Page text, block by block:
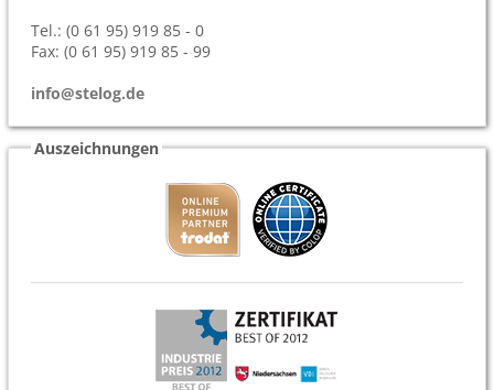
Tel.: (0 61 95) 919 85 - 0
Fax: (0 61 95) 919 85 - 99
info@stelog.de
Auszeichnungen